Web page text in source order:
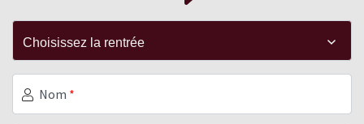
Nom *